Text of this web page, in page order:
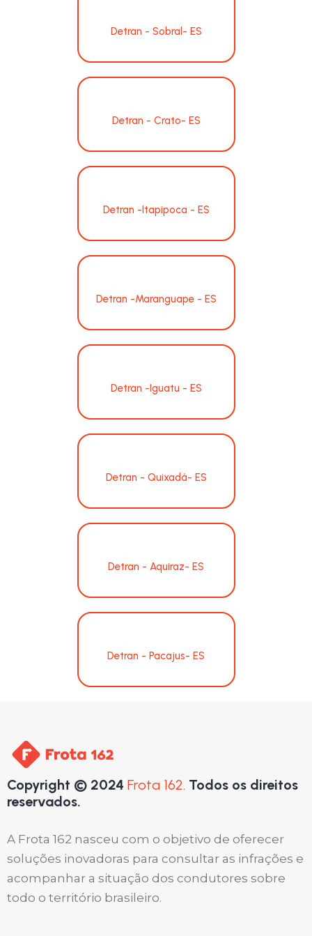
Detran - Sobral- ES
Detran - Crato- ES
Detran -Itapipoca - ES
Detran -Maranguape - ES
Detran -Iguatu - ES
Detran - Quixadá- ES
Detran - Aquiraz- ES
Detran - Pacajus- ES
Copyright © 2024 Frota 162. Todos os direitos
reservados.
A Frota 162 nasceu com o objetivo de oferecer
soluções inovadoras para consultar as infrações e
acompanhar a situação dos condutores sobre
todo o território brasileiro.